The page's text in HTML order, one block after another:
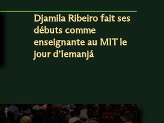
Djamila Ribeiro fait ses
débuts comme
enseignante au MIT le
jour d’Iemanjá